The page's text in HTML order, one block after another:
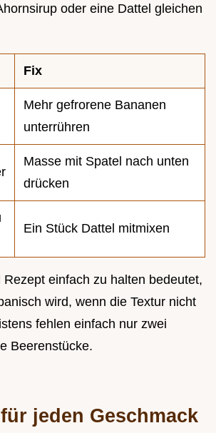
oder eine Dattel gleichen
Fix
Mehr gefrorene Bananen
unterrühren
Masse mit Spatel nach unten
drücken
Ein Stück Dattel mitmixen
Rezept einfach zu halten bedeutet,
wird, wenn die Textur nicht
fehlen einfach nur zwei
Beerenstücke.
jeden Geschmack